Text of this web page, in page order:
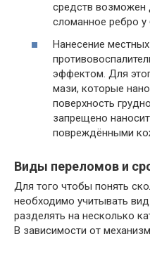
средств возможен
сломанное ребро у
Нанесение
эффектом. Для
мази, которые
поверхность
запрещено
повреждёнными
Виды переломов и
Для того чтобы понять
необходимо учитывать
разделять на несколько
В зависимости от